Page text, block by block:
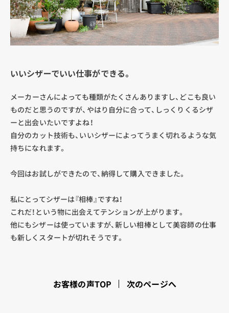
いいシザーでいい仕事ができる。
メーカーさんによっても種類がたくさんありますし、どこも良い
ものだと思うのですが、やはり自分に合って、しっくりくるシザ
ーと出会いたいですよね！
自分のカット技術も、いいシザーによってうまく切れるような気
持ちになれます。
今回はお試しができたので、納得して購入できました。
私にとってシザーは『相棒』ですね！
これだ！という物に出会えてテンションが上がります。
他にもシザーは使っていますが、新しい相棒として美容師の仕事
も新しくスタートが切れそうです。
お客様の声TOP 次のページへ